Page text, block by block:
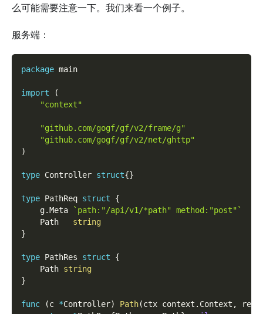
么可能需要注意一下。我们来看一个例子。
服务端：
package main
import
(
"context"
"github.com/gogf/gf/v2/frame/g"
"github.com/gogf/gf/v2/net/ghttp"
)
type Controller struct{}
type PathReq struct
{
    g
.Meta
`path:"/api/v1/*path" method:"post"`
    Path
string
}
type PathRes struct
{
    Path
string
}
func (c *Controller) Path(ctx context . Context , req